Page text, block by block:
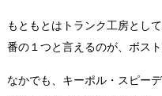
もともとはトランク工房とし
番の１つと言えるのが、ボスト
なかでも、キーポル・スピー